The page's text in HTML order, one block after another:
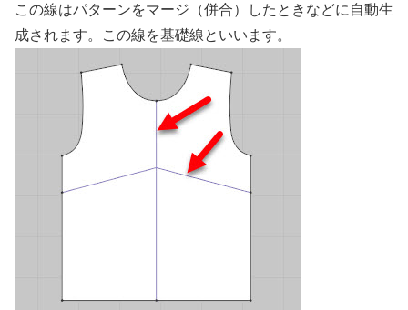
この線はパターンをマージ（併合）したときなどに自動生
成されます。この線を基礎線といいます。